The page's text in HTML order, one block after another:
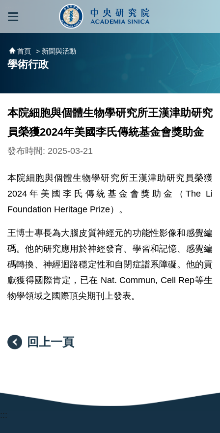
跳到主要內容區塊
首頁 > 新聞與活動
學術行政
本院細胞與個體生物學研究所王漢津助研究
員榮獲2024年美國李氏傳統基金會獎助金
發布時間: 2025-03-21
本院細胞與個體生物學研究所王漢津助研究員榮獲
2024年美國李氏傳統基金會獎助金（The Li
Foundation Heritage Prize）。
王博士專長為大腦皮質神經元的功能性影像和感覺編
碼。他的研究應用於神經發育、學習和記憶、感覺編
碼轉換、神經迴路穩定性和自閉症譜系障礙。他的貢
獻獲得國際肯定，已在 Nat. Commun, Cell Rep等生
物學領域之國際頂尖期刊上發表。
回上一頁
:::